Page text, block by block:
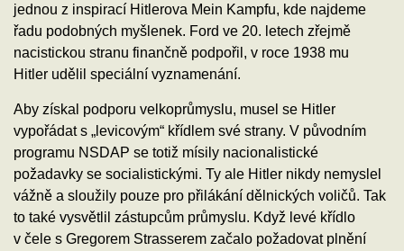
jednou z inspirací Hitlerova Mein Kampfu, kde najdeme
řadu podobných myšlenek. Ford ve 20. letech zřejmě
nacistickou stranu finančně podpořil, v roce 1938 mu
Hitler udělil speciální vyznamenání.
Aby získal podporu velkoprůmyslu, musel se Hitler
vypořádat s „levicovým“ křídlem své strany. V původním
programu NSDAP se totiž mísily nacionalistické
požadavky se socialistickými. Ty ale Hitler nikdy nemyslel
vážně a sloužily pouze pro přilákání dělnických voličů. Tak
to také vysvětlil zástupcům průmyslu. Když levé křídlo
v čele s Gregorem Strasserem začalo požadovat plnění